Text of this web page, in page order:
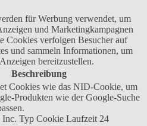
für Werbung verwendet, um
und Marketingkampagnen
Cookies verfolgen Besucher auf
und sammeln Informationen, um
bereitzustellen.
Beschreibung
Cookies wie das NID-Cookie, um
Produkten wie der Google-Suche
Inc. Typ Cookie Laufzeit 24